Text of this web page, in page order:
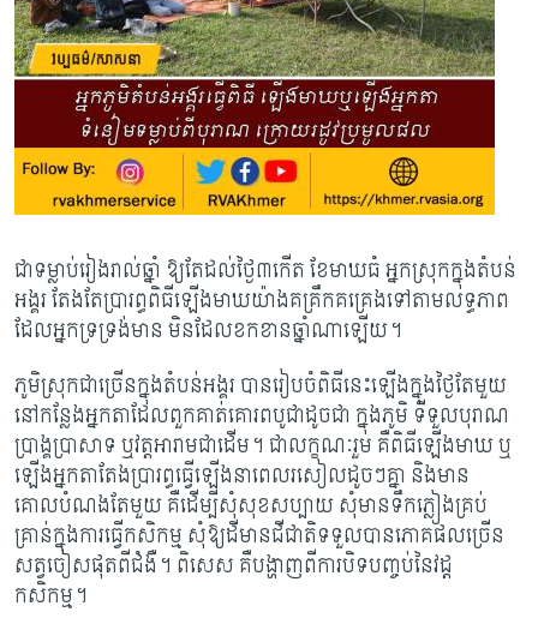
ជាទម្លាប់រៀងរាល់ឆ្នាំ ឱ្យតែដល់ថ្ងៃ៣កើត ខែមាឃធំ អ្នកស្រុកក្នុងតំបន់
អង្គរ តែងតែប្រារព្ធពិធីឡើងមាឃយ៉ាងគគ្រឹកគគ្រេងទៅតាមលទ្ធភាព
ដែលអ្នកទ្រទ្រង់មាន មិនដែលខកខានឆ្នាំណាឡើយ។
ភូមិស្រុកជាច្រើនក្នុងតំបន់អង្គរ បានរៀបចំពិធីនេះឡើងក្នុងថ្ងៃតែមួយ
នៅកន្លែងអ្នកតាដែលពួកគាត់គោរពបូជាដូចជា ក្នុងភូមិ ទីទួលបុរាណ
ប្រាង្គប្រាសាទ ឬវត្តអារាមជាដើម។ ជាលក្ខណៈរួម គឺពិធីឡើងមាឃ ឬ
ឡើងអ្នកតាតែងប្រារព្ធធ្វើឡើងនាពេលរសៀលដូចៗគ្នា និងមាន
គោលបំណងតែមួយ គឺដើម្បីសុំសុខសប្បាយ សុំមានទឹកភ្លៀងគ្រប់
គ្រាន់ក្នុងការធ្វើកសិកម្ម សុំឱ្យដីមានជីជាតិទទួលបានភោគផលច្រើន
សត្វចៀសផុតពីជំងឺ។ ពិសេស គឺបង្ហាញពីការបិទបញ្ចប់នៃវដ្ត
កសិកម្ម។